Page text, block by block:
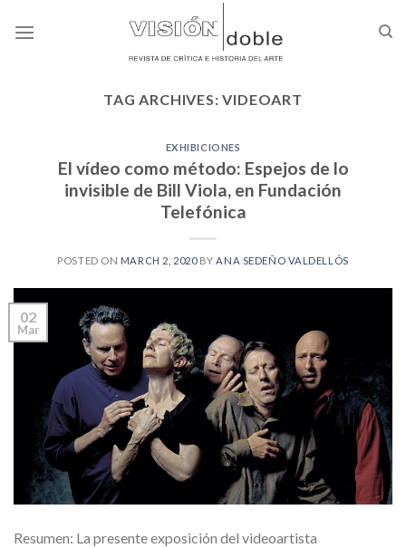
TAG ARCHIVES:VIDEOART
EXHIBICIONES
El vídeo como método: Espejos de lo
invisible de Bill Viola, en Fundación
Telefónica
POSTED ON MARCH 2, 2020BY ANA SEDEÑO VALDELLÓS
02
Mar
Resumen: La presente exposición del videoartista